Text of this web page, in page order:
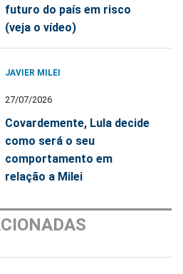
futuro do país em risco
(veja o vídeo)
JAVIER MILEI
27/07/2026
Covardemente, Lula decide
como será o seu
comportamento em
relação a Milei